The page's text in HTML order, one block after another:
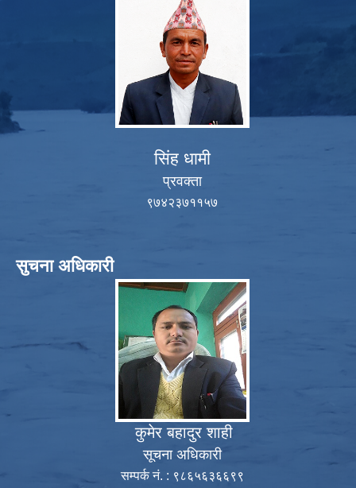
सिंह धामी
प्रवक्ता
९७४२३७११५७
सुचना अधिकारी
कुमेर बहादुर शाही
सूचना अधिकारी
सम्पर्क नं. : ९८६५६३६६९९